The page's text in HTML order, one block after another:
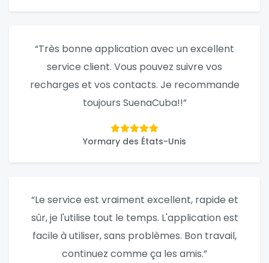
“Très bonne application avec un excellent
service client. Vous pouvez suivre vos
recharges et vos contacts. Je recommande
toujours SuenaCuba!!”
Yormary des États-Unis
“Le service est vraiment excellent, rapide et
sûr, je l'utilise tout le temps. L'application est
facile à utiliser, sans problèmes. Bon travail,
continuez comme ça les amis.”